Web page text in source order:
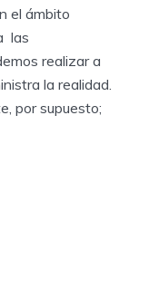
el ámbito
las
realizar a
la realidad.
por supuesto;